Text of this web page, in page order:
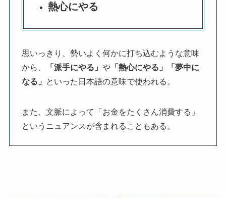
熱心にやる
思いっきり、勢いよく何かに打ち込むような意味
から、
「派手にやる」 や「熱心にやる」「夢中に
なる」
といった日本語の意味で使われる。
また、文脈によって「お金をたくさん消費する」
というニュアンスが含まれることもある。